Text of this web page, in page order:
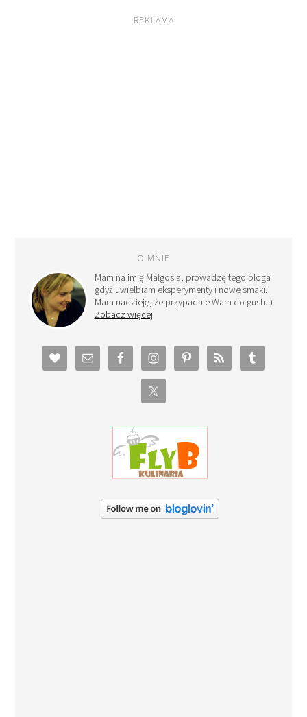
REKLAMA
O MNIE
Mam na imię Małgosia, prowadzę tego bloga
gdyż uwielbiam eksperymenty i nowe smaki.
Mam nadzieję, że przypadnie Wam do gustu:)
Zobacz więcej